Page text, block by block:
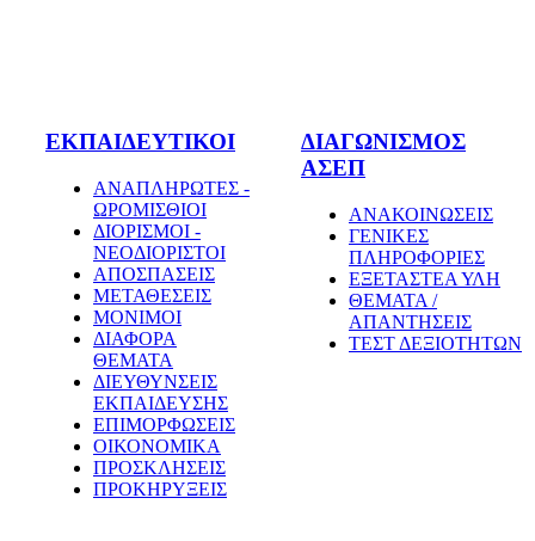
ΕΚΠΑΙΔΕΥΤΙΚΟΙ
ΑΝΑΠΛΗΡΩΤΕΣ -
ΩΡΟΜΙΣΘΙΟΙ
ΔΙΟΡΙΣΜΟΙ -
ΝΕΟΔΙΟΡΙΣΤΟΙ
ΑΠΟΣΠΑΣΕΙΣ
ΜΕΤΑΘΕΣΕΙΣ
ΜΟΝΙΜΟΙ
ΔΙΑΦΟΡΑ
ΘΕΜΑΤΑ
ΔΙΕΥΘΥΝΣΕΙΣ
ΕΚΠΑΙΔΕΥΣΗΣ
ΕΠΙΜΟΡΦΩΣΕΙΣ
ΟΙΚΟΝΟΜΙΚΑ
ΠΡΟΣΚΛΗΣΕΙΣ
ΠΡΟΚΗΡΥΞΕΙΣ
ΔΙΑΓΩΝΙΣΜΟΣ
ΑΣΕΠ
ΑΝΑΚΟΙΝΩΣΕΙΣ
ΓΕΝΙΚΕΣ
ΠΛΗΡΟΦΟΡΙΕΣ
ΕΞΕΤΑΣΤΕΑ ΥΛΗ
ΘΕΜΑΤΑ /
ΑΠΑΝΤΗΣΕΙΣ
ΤΕΣΤ ΔΕΞΙΟΤΗΤΩΝ